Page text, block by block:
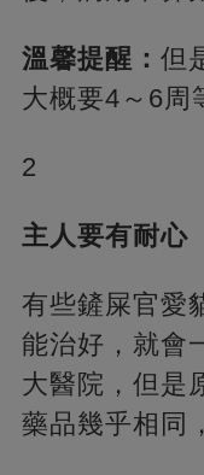
溫馨提醒： 但
大概要4～6周
2
主人要有耐心
有些鏟屎官愛
能治好，就會
大醫院，但是
藥品幾乎相同